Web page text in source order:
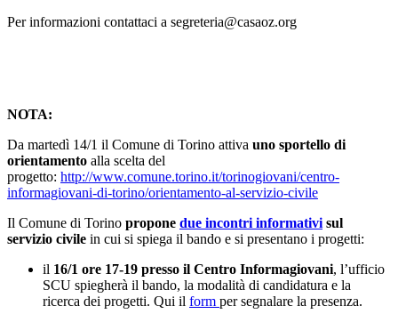
Per informazioni contattaci a segreteria@casaoz.org
NOTA:
Da martedì 14/1 il Comune di Torino attiva uno sportello di
orientamento alla scelta del
progetto: http://www.comune.torino.it/torinogiovani/centro-
informagiovani-di-torino/orientamento-al-servizio-civile
Il Comune di Torino propone due incontri informativi sul
servizio civile in cui si spiega il bando e si presentano i progetti:
il 16/1 ore 17-19 presso il Centro Informagiovani, l’ufficio
SCU spiegherà il bando, la modalità di candidatura e la
ricerca dei progetti. Qui il form per segnalare la presenza.